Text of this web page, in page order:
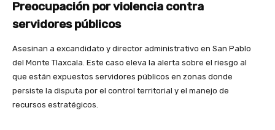
Preocupación por violencia contra
servidores públicos
Asesinan a excandidato y director administrativo en San Pablo
del Monte Tlaxcala. Este caso eleva la alerta sobre el riesgo al
que están expuestos servidores públicos en zonas donde
persiste la disputa por el control territorial y el manejo de
recursos estratégicos.